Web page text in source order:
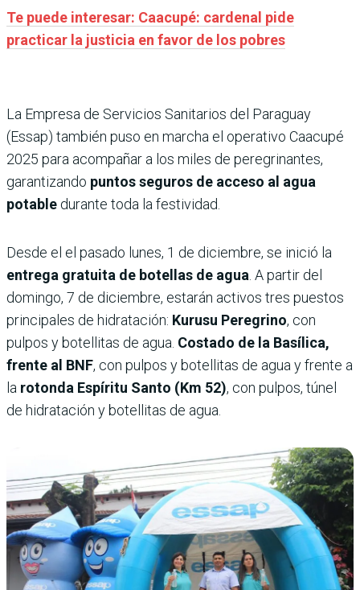
Te puede interesar: Caacupé: cardenal pide
practicar la justicia en favor de los pobres
La Empresa de Servicios Sanitarios del Paraguay
(Essap) también puso en marcha el operativo Caacupé
2025 para acompañar a los miles de peregrinantes,
garantizando puntos seguros de acceso al agua
potable durante toda la festividad.
Desde el el pasado lunes, 1 de diciembre, se inició la
entrega gratuita de botellas de agua . A partir del
domingo, 7 de diciembre, estarán activos tres puestos
principales de hidratación: Kurusu Peregrino, con
pulpos y botellitas de agua. Costado de la Basílica,
frente al BNF, con pulpos y botellitas de agua y frente a
la rotonda Espíritu Santo (Km 52), con pulpos, túnel
de hidratación y botellitas de agua.